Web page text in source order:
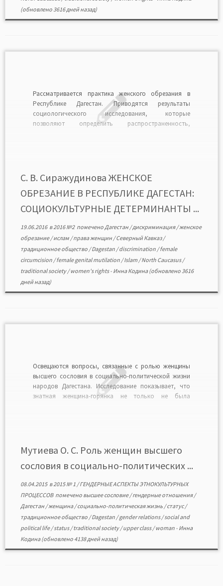
(обновлено 3616 дней назад)
Рассматривается практика женского обрезания в
Республике Дагестан. Приводятся результаты
социологического исследования, которые
позволяют определить распространенность,
того, чтобы охарактеризовать причины и
детерминанты практики женского обрезания.Читать в
формате PDF>>>
С. В. Сиражудинова ЖЕНСКОЕ
ОБРЕЗАНИЕ В РЕСПУБЛИКЕ ДАГЕСТАН:
СОЦИОКУЛЬТУРНЫЕ ДЕТЕРМИНАНТЫ ...
19.06.2016в2016 №2 помеченоДагестан /дискриминация/женское
обрезание/ислам /права женщин /Северный Кавказ/
традиционное общество /Dagestan /discrimination /female
circumcision /female genital mutilation /Islam /North Caucasus/
traditional society/women's rights- Инна Кодина(обновлено 3616
дней назад)
Освещаются вопросы, связанные с ролью женщины
высшего сословия в социально-политической жизни
народов Дагестана. Исследование показывает, что
знатная женщина-горянка не только не была
формате PDF>>
Мутиева О. С. Роль женщин высшего
сословия в социально-политических ...
08.04.2015в2015 № 1 /ГЕНДЕРНЫЕ АСПЕКТЫ ЭТНОКУЛЬТУРНЫХ
ПРОЦЕССОВ помечено высшее сословие/гендерные отношения/
Дагестан /женщина/социально-политическая жизнь /статус/
традиционное общество /Dagestan /gender relations/social and
political life/status/traditional society/upper class/woman - Инна
Кодина(обновлено 4138 дней назад)